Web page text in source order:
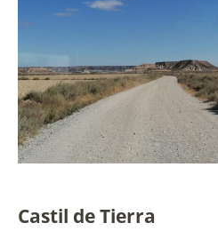
Castil de Tierra